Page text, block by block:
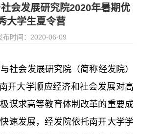
会发展研究院2020年暑期优
大学生夏令营
布时间：2020-06-09
社会发展研究院（简称经发院）
开大学顺应经济和社会发展对高
谋求高等教育体制改革的重要成
速发展，经发院依托南开大学学